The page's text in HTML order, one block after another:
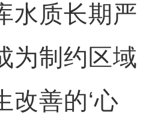
水质长期严
为制约区域
改善的‘心